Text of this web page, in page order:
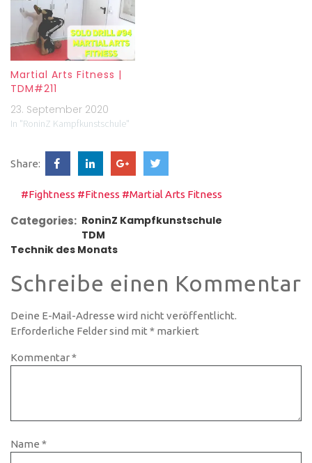
Martial Arts Fitness |
TDM#211
23. September 2020
In "RoninZ Kampfkunstschule"
Share:
#Fightness #Fitness #Martial Arts Fitness
Categories: RoninZ Kampfkunstschule
TDM
Technik des Monats
Schreibe einen Kommentar
Deine E-Mail-Adresse wird nicht veröffentlicht.
Erforderliche Felder sind mit * markiert
Kommentar*
Name *